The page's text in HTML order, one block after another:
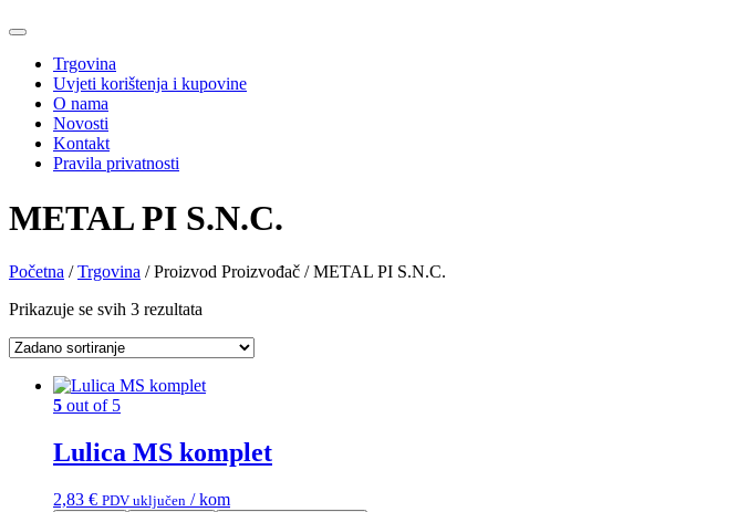
Trgovina
Uvjeti korištenja i kupovine
O nama
Novosti
Kontakt
Pravila privatnosti
METAL PI S.N.C.
Početna /Trgovina / Proizvod Proizvođač / METAL PI S.N.C.
Prikazuje se svih 3 rezultata
5 out of 5
Lulica MS komplet
2,83 € PDV uključen / kom